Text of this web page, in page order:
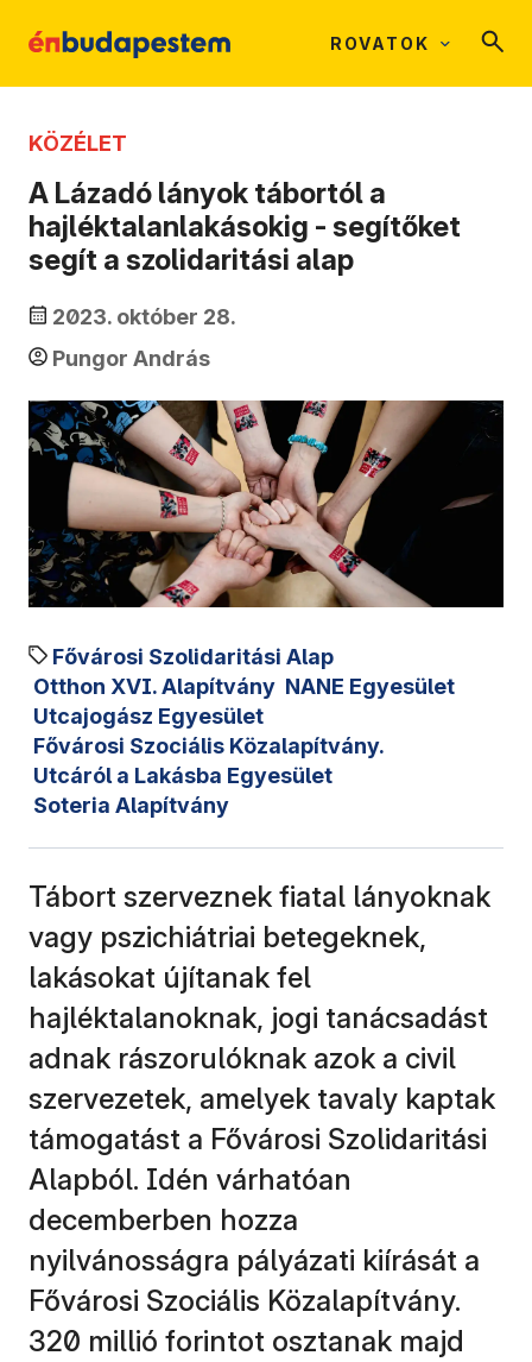
ROVATOK
KÖZÉLET
A Lázadó lányok tábortól a
hajléktalanlakásokig - segítőket
segít a szolidaritási alap
2023. október 28.
Pungor András
Fővárosi Szolidaritási Alap
Otthon XVI. Alapítvány NANE Egyesület
Utcajogász Egyesület
Fővárosi Szociális Közalapítvány.
Utcáról a Lakásba Egyesület
Soteria Alapítvány
Tábort szerveznek fiatal lányoknak
vagy pszichiátriai betegeknek,
lakásokat újítanak fel
hajléktalanoknak, jogi tanácsadást
adnak rászorulóknak azok a civil
szervezetek, amelyek tavaly kaptak
támogatást a Fővárosi Szolidaritási
Alapból. Idén várhatóan
decemberben hozza
nyilvánosságra pályázati kiírását a
Fővárosi Szociális Közalapítvány.
320 millió forintot osztanak majd